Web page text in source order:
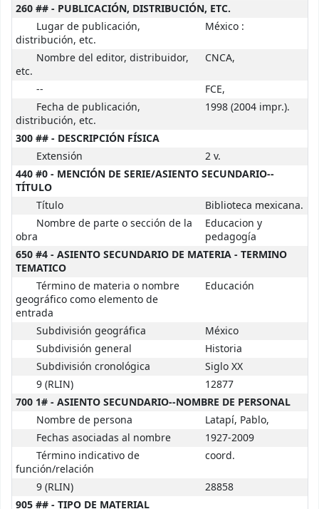
260 ## - PUBLICACIÓN, DISTRIBUCIÓN, ETC.
Lugar de publicación,
distribución, etc.
México :
Nombre del editor, distribuidor,
etc.
CNCA,
--
FCE,
Fecha de publicación,
distribución, etc.
1998 (2004 impr.).
300 ## - DESCRIPCIÓN FÍSICA
Extensión
2 v.
440 #0 - MENCIÓN DE SERIE/ASIENTO SECUNDARIO--
TÍTULO
Título
Biblioteca mexicana.
Nombre de parte o sección de la
obra
Educacion y
pedagogía
650 #4 - ASIENTO SECUNDARIO DE MATERIA - TERMINO
TEMATICO
Término de materia o nombre
geográfico como elemento de
entrada
Educación
Subdivisión geográfica
México
Subdivisión general
Historia
Subdivisión cronológica
Siglo XX
9 (RLIN)
12877
700 1# - ASIENTO SECUNDARIO--NOMBRE DE PERSONAL
Nombre de persona
Latapí, Pablo,
Fechas asociadas al nombre
1927-2009
Término indicativo de
función/relación
coord.
9 (RLIN)
28858
905 ## - TIPO DE MATERIAL